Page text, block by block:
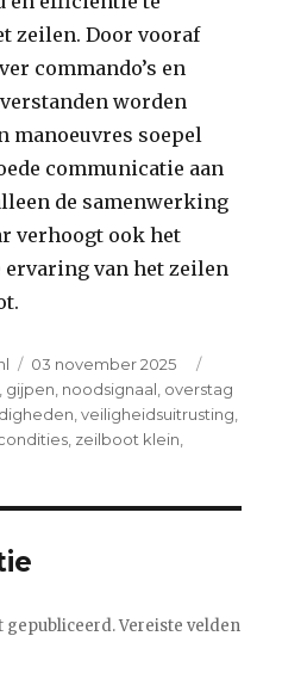
zeilen. Door vooraf
commando’s en
worden
manoeuvres soepel
communicatie aan
de samenwerking
verhoogt ook het
ervaring van het zeilen
Posted
on
03 november 2025
gijpen noodsignaal overstag
,veiligheidsuitrusting
zeilboot klein
gepubliceerd. Vereiste velden